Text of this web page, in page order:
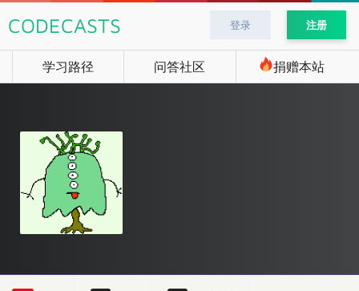
CODECASTS 登录 注册
学习路径 问答社区 捐赠本站